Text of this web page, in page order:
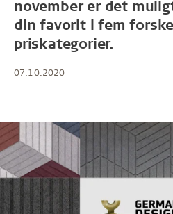
november er det
din favorit i fem
priskategorier.
07.10.2020